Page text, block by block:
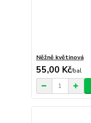
Něžně květinová
55,00 Kč/bal